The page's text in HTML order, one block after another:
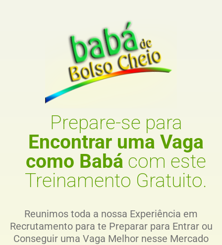
Prepare-se para
Encontrar uma Vaga
como Babá com este
Treinamento Gratuito.
Reunimos toda a nossa Experiência em
Recrutamento para te Preparar para Entrar ou
Conseguir uma Vaga Melhor nesse Mercado